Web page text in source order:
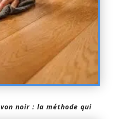
noir : la méthode qui